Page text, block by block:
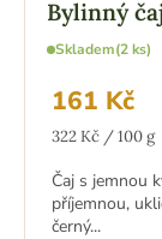
Bylinný
Skladem(2 ks)
161 Kč
Měrná
322 Kč / 100 g
Čaj s jemnou
příjemnou,
černý...